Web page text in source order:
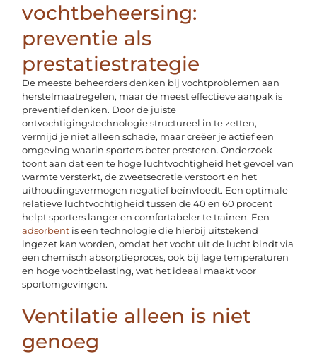
vochtbeheersing:
preventie als
prestatiestrategie
De meeste beheerders denken bij vochtproblemen aan
herstelmaatregelen, maar de meest effectieve aanpak is
preventief denken. Door de juiste
ontvochtigingstechnologie structureel in te zetten,
vermijd je niet alleen schade, maar creëer je actief een
omgeving waarin sporters beter presteren. Onderzoek
toont aan dat een te hoge luchtvochtigheid het gevoel van
warmte versterkt, de zweetsecretie verstoort en het
uithoudingsvermogen negatief beïnvloedt. Een optimale
relatieve luchtvochtigheid tussen de 40 en 60 procent
helpt sporters langer en comfortabeler te trainen. Een
adsorbent is een technologie die hierbij uitstekend
ingezet kan worden, omdat het vocht uit de lucht bindt via
een chemisch absorptieproces, ook bij lage temperaturen
en hoge vochtbelasting, wat het ideaal maakt voor
sportomgevingen.
Ventilatie alleen is niet
genoeg